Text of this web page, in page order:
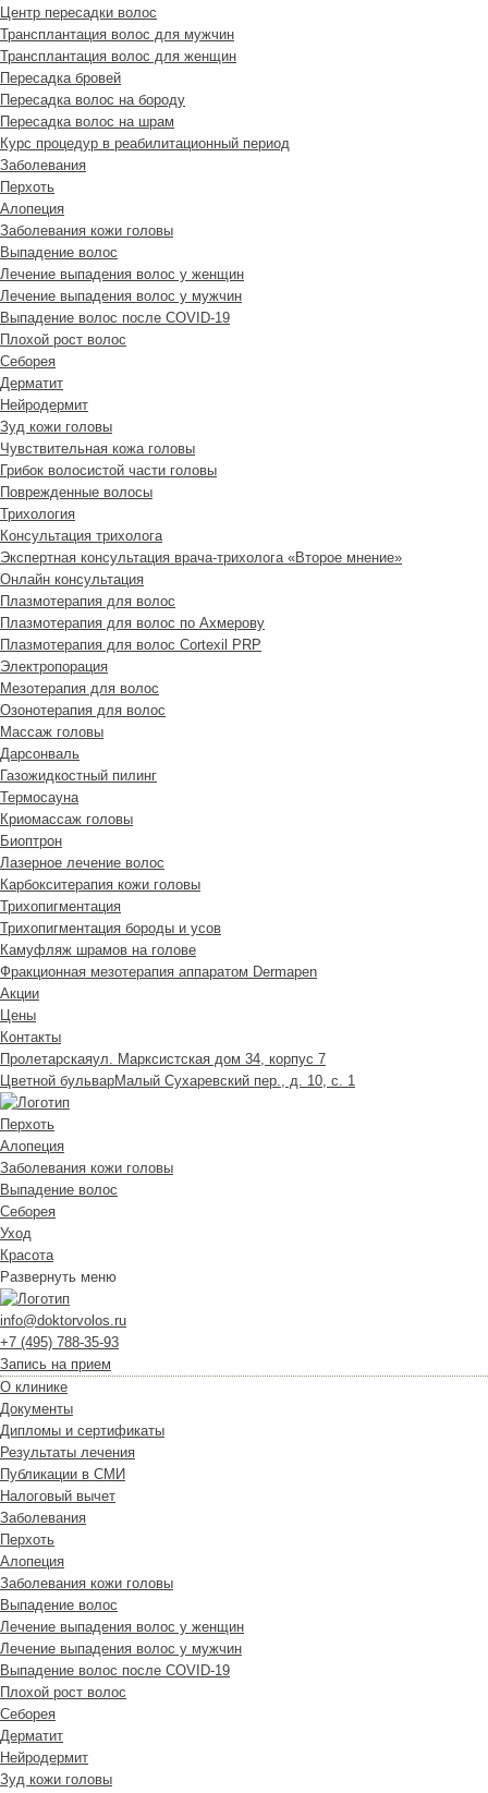
Центр пересадки волос
Трансплантация волос для мужчин
Трансплантация волос для женщин
Пересадка бровей
Пересадка волос на бороду
Пересадка волос на шрам
Курс процедур в реабилитационный период
Заболевания
Перхоть
Алопеция
Заболевания кожи головы
Выпадение волос
Лечение выпадения волос у женщин
Лечение выпадения волос у мужчин
Выпадение волос после COVID-19
Плохой рост волос
Cеборея
Дерматит
Нейродермит
Зуд кожи головы
Чувствительная кожа головы
Грибок волосистой части головы
Поврежденные волосы
Трихология
Консультация трихолога
Экспертная консультация врача-трихолога «Второе мнение»
Онлайн консультация
Плазмотерапия для волос
Плазмотерапия для волос по Ахмерову
Плазмотерапия для волос Cortexil PRP
Электропорация
Мезотерапия для волос
Озонотерапия для волос
Массаж головы
Дарсонваль
Газожидкостный пилинг
Термосауна
Криомассаж головы
Биоптрон
Лазерное лечение волос
Карбокситерапия кожи головы
Трихопигментация
Трихопигментация бороды и усов
Камуфляж шрамов на голове
Фракционная мезотерапия аппаратом Dermapen
Акции
Цены
Контакты
Пролетарскаяул. Марксистская дом 34, корпус 7
Цветной бульварМалый Сухаревский пер., д. 10, с. 1
Перхоть
Алопеция
Заболевания кожи головы
Выпадение волос
Cеборея
Уход
Красота
Развернуть меню
info@doktorvolos.ru
+7 (495) 788-35-93
Запись на прием
О клинике
Документы
Дипломы и сертификаты
Результаты лечения
Публикации в СМИ
Налоговый вычет
Заболевания
Перхоть
Алопеция
Заболевания кожи головы
Выпадение волос
Лечение выпадения волос у женщин
Лечение выпадения волос у мужчин
Выпадение волос после COVID-19
Плохой рост волос
Cеборея
Дерматит
Нейродермит
Зуд кожи головы